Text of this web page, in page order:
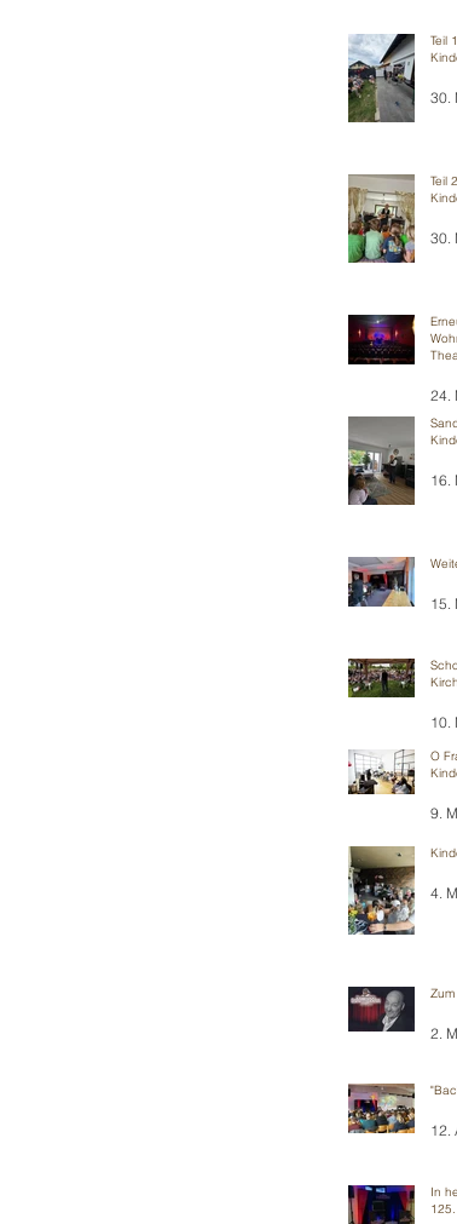
Teil
30.
Teil
30.
24.
16.
15.
10.
O
9.
4.
2.
12.
In
125.